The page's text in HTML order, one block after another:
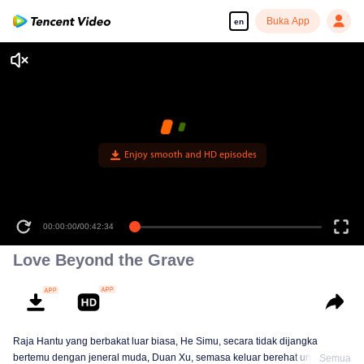
en Buka App
Enjoy smooth and HD episodes
00:00:00/00:42:34
Love Beyond the Grave
Raja Hantu yang berbakat luar biasa, He Simu, secara tidak dijangka
bertemu dengan jeneral muda, Duan Xu, semasa keluar berehat untukSemua